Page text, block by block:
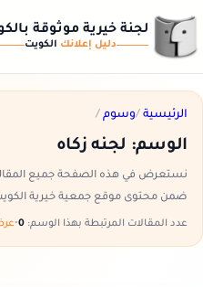
لجنة خيرية موثوقة
دليل إعلانك الكويت
الرئيسية /وسوم /
الوسم: لجنه زكاه
نستعرض في هذه الصفحة جميع
ضمن محتوى موقع جمعية خيرية
عدد المقالات المرتبطة بهذا الوسم: •